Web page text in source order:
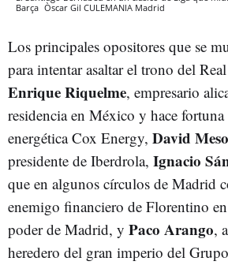
Barça Òscar Gil CULEMANIA Madrid
Los principales opositores que se
para intentar asaltar el trono del
Enrique Riquelme, empresario
residencia en México y hace
energética Cox Energy, David
presidente de Iberdrola, Ignacio
que en algunos círculos de Madrid
enemigo financiero de Florentino
poder de Madrid, y Paco Arango,
heredero del gran imperio del